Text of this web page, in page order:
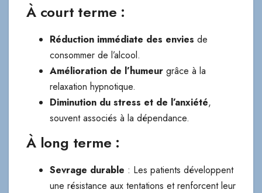
À court terme :
Réduction immédiate des envies de
consommer de l’alcool.
Amélioration de l’humeur grâce à la
relaxation hypnotique.
Diminution du stress et de l’anxiété,
souvent associés à la dépendance.
À long terme :
Sevrage durable : Les patients développent
une résistance aux tentations et renforcent leur